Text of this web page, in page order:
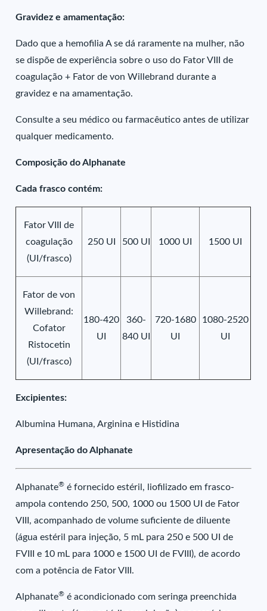
Gravidez e amamentação:
Dado que a hemofilia A se dá raramente na mulher, não
se dispõe de experiência sobre o uso do Fator VIII de
coagulação + Fator de von Willebrand durante a
gravidez e na amamentação.
Consulte a seu médico ou farmacêutico antes de utilizar
qualquer medicamento.
Composição do Alphanate
Cada frasco contém:
Fator VIII de
coagulação
(UI/frasco)
250 UI 500 UI 1000 UI 1500 UI
Fator de von
Willebrand:
Cofator
Ristocetin
(UI/frasco)
180-420
UI
360-
840 UI
720-1680
UI
1080-2520
UI
Excipientes:
Albumina Humana, Arginina e Histidina
Apresentação do Alphanate
Alphanate® é fornecido estéril, liofilizado em frasco-
ampola contendo 250, 500, 1000 ou 1500 UI de Fator
VIII, acompanhado de volume suficiente de diluente
(água estéril para injeção, 5 mL para 250 e 500 UI de
FVIII e 10 mL para 1000 e 1500 UI de FVIII), de acordo
com a potência de Fator VIII.
Alphanate® é acondicionado com seringa preenchida